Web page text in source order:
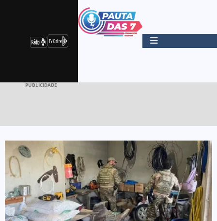
PUBLICIDADE